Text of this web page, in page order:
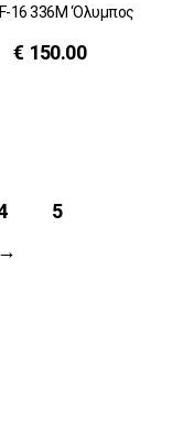
16 336M ‘Ολυμπος
€ 150.00
5
→